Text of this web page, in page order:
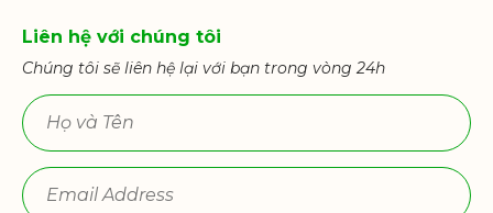
Liên hệ với chúng tôi
Chúng tôi sẽ liên hệ lại với bạn trong vòng 24h